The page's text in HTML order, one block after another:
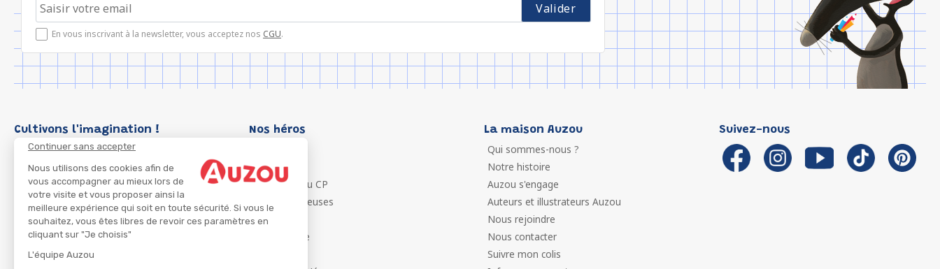
Continuer sans accepter
Nous utilisons des cookies afin de
vous accompagner au mieux lors de
votre visite et vous proposer ainsi la
meilleure expérience qui soit en toute sécurité. Si vous le
souhaitez, vous êtes libres de revoir ces paramètres en
cliquant sur "Je choisis"
L'équipe Auzou
En vous inscrivant à la newsletter, vous acceptez nos CGU.
Cultivons l'imagination ! Nos héros
P'tit Loup
Les Héros du CP
Les Influenceuses
Migali
Petite Taupe
La maison Auzou
Qui sommes-nous ?
Notre histoire
Auzou s'engage
Auteurs et illustrateurs Auzou
Nous rejoindre
Nous contacter
Suivre mon colis
Suivez-nous